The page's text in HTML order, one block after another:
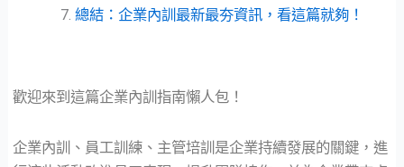
總結：企業內訓最新最夯資訊，看這篇就夠！
歡迎來到這篇企業內訓指南懶人包！
企業內訓、員工訓練、主管培訓是企業持續發展的關鍵，進